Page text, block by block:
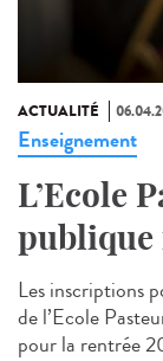
ACTUALITÉ
Enseignement
L’Ecole
publique
Les inscriptions
de l’Ecole
pour la rentrée